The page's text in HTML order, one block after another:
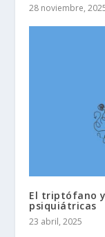
28 noviembre,
El triptófano
psiquiátricas
23 abril, 2025